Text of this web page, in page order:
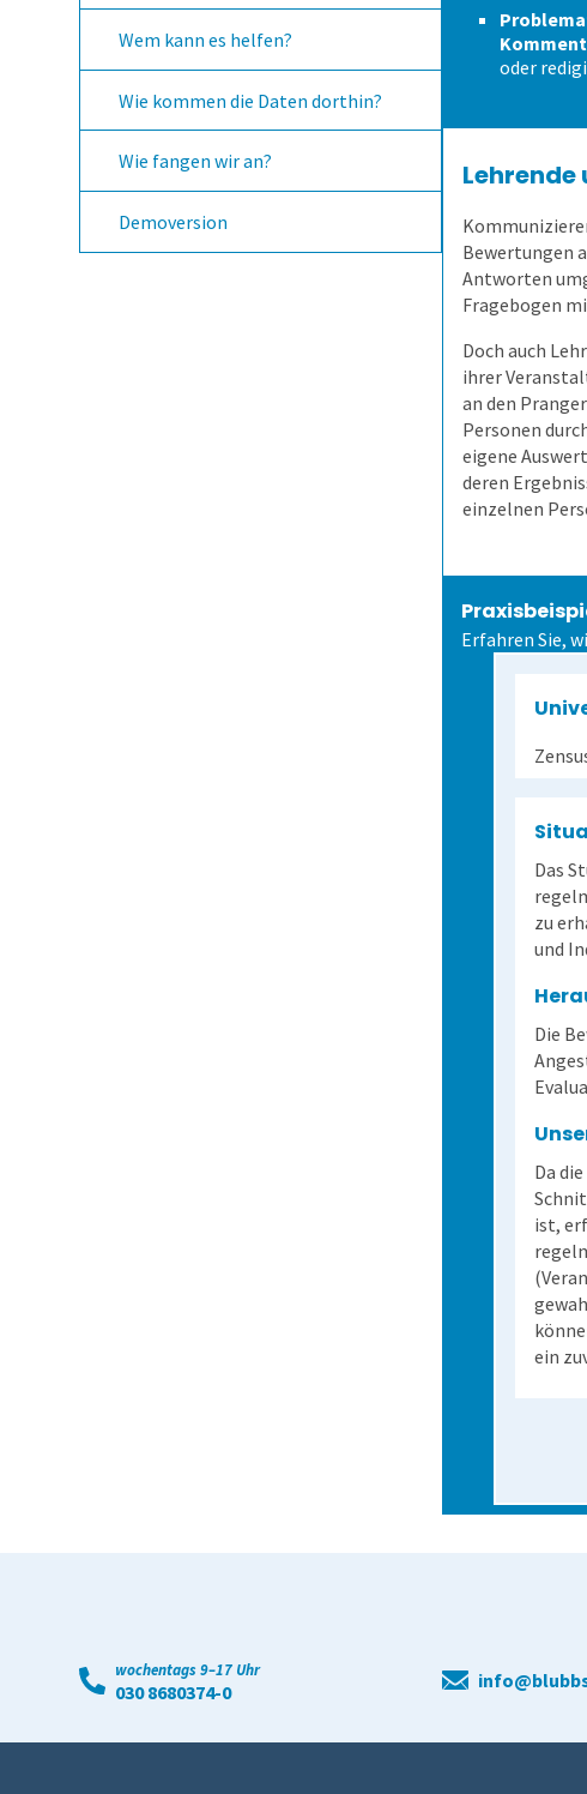
Wem kann es helfen?
Wie kommen die Daten dorthin?
Wie fangen wir an?
Demoversion
oder
Bewertungen
Antworten
Fragebogen
Doch auch
ihrer
an den
Personen
eigene
deren
einzelnen
Erfahren Sie,
Das
zu
und
Die
Da
ist,
ein
wochentags 9–17 Uhr
030 8680374-0